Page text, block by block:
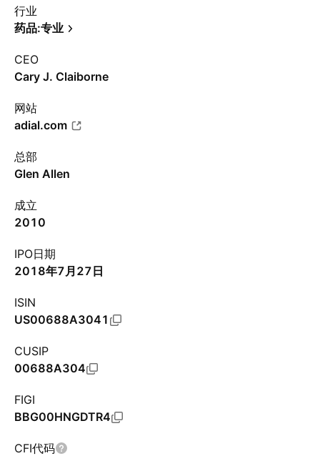
行业
药品:专业
CEO
Cary J. Claiborne
网站
adial.com
总部
Glen Allen
成立
2010
IPO日期
2018年7月27日
ISIN
US00688A3041
CUSIP
00688A304
FIGI
BBG00HNGDTR4
CFI代码